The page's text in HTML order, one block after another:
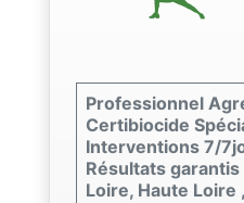
Professionnel
Certibiocide
Interventions 7/
Résultats garantis
Loire, Haute Loire